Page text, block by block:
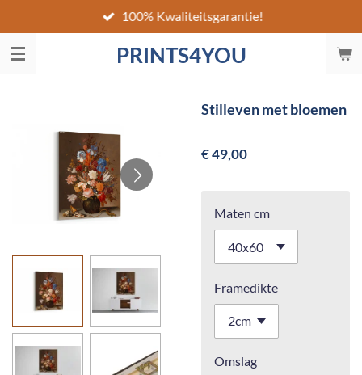
direct
naar
PRINTS4YOU
100% Kwaliteitsgarantie!
Stilleven met bloemen
€ 49,00
Maten cm
Framedikte
Omslag